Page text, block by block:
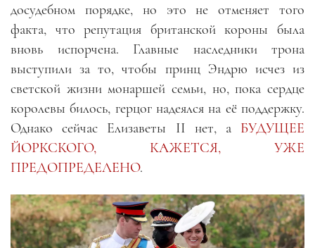
досудебном порядке, но это не отменяет того
факта, что репутация британской короны была
вновь испорчена. Главные наследники трона
выступили за то, чтобы принц Эндрю исчез из
светской жизни монаршей семьи, но, пока сердце
королевы билось, герцог надеялся на её поддержку.
Однако сейчас Елизаветы II нет, а БУДУЩЕЕ
ЙОРКСКОГО, КАЖЕТСЯ, УЖЕ
ПРЕДОПРЕДЕЛЕНО.